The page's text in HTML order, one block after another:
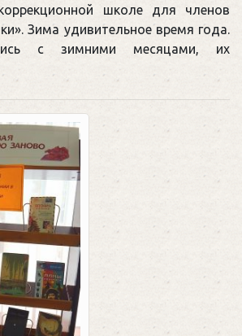
школе для членов
Зима удивительное время года.
с зимними месяцами, их